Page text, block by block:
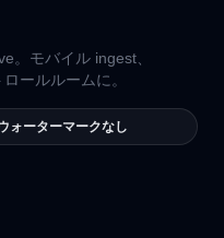
。モバイル ingest、
ールルームに。
ォーターマークなし